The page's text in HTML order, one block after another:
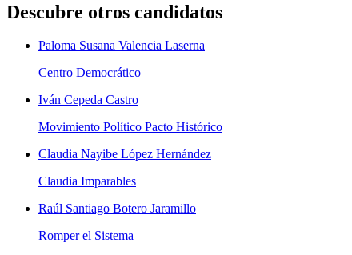
Descubre otros candidatos
Paloma Susana Valencia Laserna
Centro Democrático
Iván Cepeda Castro
Movimiento Político Pacto Histórico
Claudia Nayibe López Hernández
Claudia Imparables
Raúl Santiago Botero Jaramillo
Romper el Sistema